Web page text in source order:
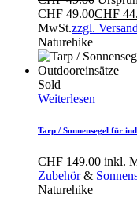
CHF 49.00CHF
MwSt.zzgl.
Naturehike
Sold
Weiterlesen
Tarp / Sonnensegel für
CHF 149.00 inkl.
Zubehör&
Naturehike